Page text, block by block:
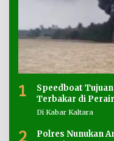
1
Speedboat
Terbakar di
Di Kabar Kaltara
2
Polres Nunukan